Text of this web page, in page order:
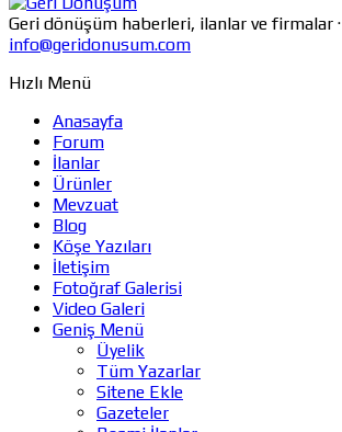
Geri dönüşüm haberleri, ilanlar ve firmalar ·
info@geridonusum.com
Hızlı Menü
Anasayfa
Forum
İlanlar
Ürünler
Mevzuat
Blog
Köşe Yazıları
İletişim
Fotoğraf Galerisi
Video Galeri
Geniş Menü
Üyelik
Tüm Yazarlar
Sitene Ekle
Gazeteler